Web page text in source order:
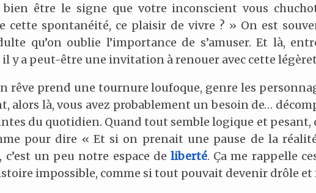
être le signe que votre inconscient vous
cette spontanéité, ce plaisir de vivre ? » On est
qu’on oublie l’importance de s’amuser. Et là,
y a peut-être une invitation à renouer avec cette
rêve prend une tournure loufoque, genre les
alors là, vous avez probablement un besoin de…
du quotidien. Quand tout semble logique et pesant,
pour dire « Et si on prenait une pause de la
un peu notre espace de liberté. Ça me rappelle
impossible, comme si tout pouvait devenir drôle et